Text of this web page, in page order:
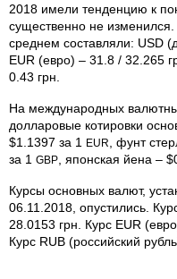
2018 имели тенденцию к
существенно не
среднем составляли: USD
EUR (евро) – 31.8 / 32.265
0.43 грн.
На международных
долларовые котировки
$1.1397 за 1 EUR
, фунт
за 1 GBP , японская йена –
Курсы основных валют,
06.11.2018, опустились.
28.0153 грн. Курс EUR
Курс RUB (российский